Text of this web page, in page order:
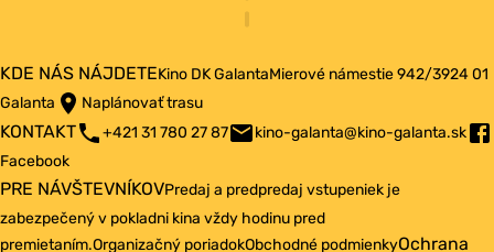
KDE NÁS NÁJDETEKino DK GalantaMierové námestie 942/3924 01
Galanta
Naplánovať trasu
KONTAKT +421 31 780 27 87
kino-galanta@kino-galanta.sk
Facebook
PRE NÁVŠTEVNÍKOVPredaj a predpredaj vstupeniek je
zabezpečený v pokladni kina vždy hodinu pred
premietaním.Organizačný poriadokObchodné podmienkyOchrana